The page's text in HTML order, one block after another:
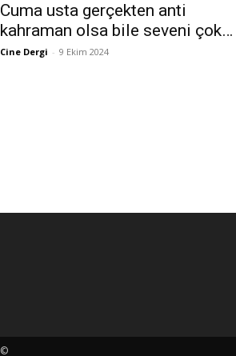
Cuma usta gerçekten anti
kahraman olsa bile seveni çok…
Cine Dergi - 9 Ekim 2024
©